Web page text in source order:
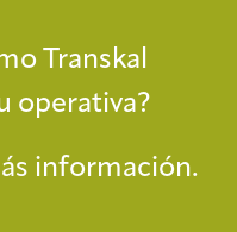
Transkal
operativa?
información.